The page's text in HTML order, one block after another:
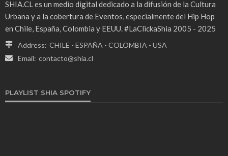
SHIA.CL es un medio digital dedicado a la difusión de la Cultura
Urbana y a la cobertura de Eventos, especialmente del Hip Hop
en Chile, España, Colombia y EEUU. #LaClickaShia 2005 - 2025
Address: CHILE - ESPAÑA - COLOMBIA - USA
Email: contacto@shia.cl
PLAYLIST SHIA SPOTIFY